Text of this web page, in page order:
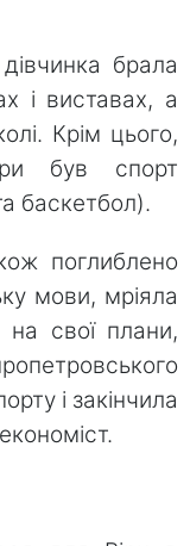
брала
і виставах, а
Крім цього,
був спорт
баскетбол).
поглиблено
мови, мріяла
свої плани,
і закінчила